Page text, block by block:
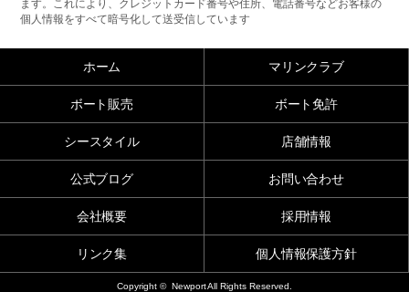
ます。これにより、クレジットカード番号や住所、電話番号などお客様の
個人情報をすべて暗号化して送受信しています
ホーム マリンクラブ
ボート販売 ボート免許
シースタイル 店舗情報
公式ブログ お問い合わせ
会社概要 採用情報
リンク集 個人情報保護方針
Copyright © Newport All Rights Reserved.